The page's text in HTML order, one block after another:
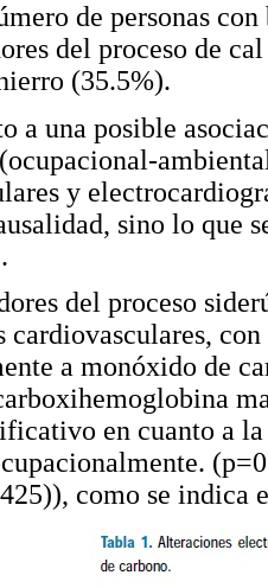
de personas
del proceso de
(35.5%).
a una posible
y
sino lo que
del proceso
cardiovasculares, con
a monóxido de
en cuanto a
como se indica